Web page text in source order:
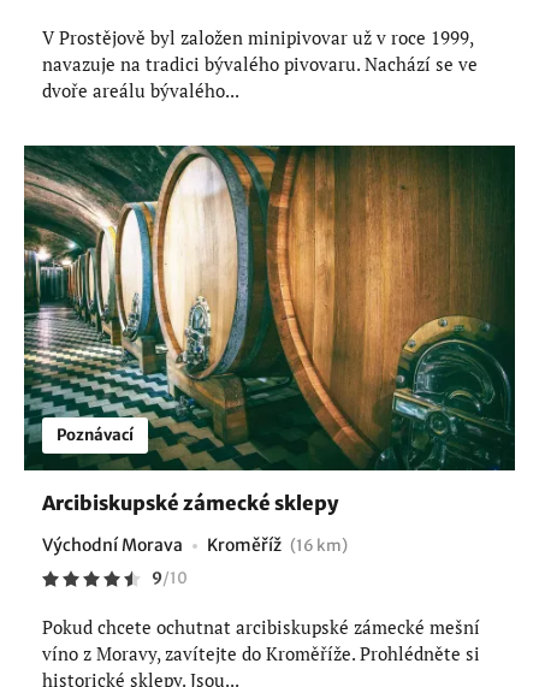
V Prostějově byl založen minipivovar už v roce 1999,
navazuje na tradici bývalého pivovaru. Nachází se ve
dvoře areálu bývalého...
Poznávací
Arcibiskupské zámecké sklepy
Východní Morava Kroměříž (16 km)
9/10
Pokud chcete ochutnat arcibiskupské zámecké mešní
víno z Moravy, zavítejte do Kroměříže. Prohlédněte si
historické sklepy. Jsou...